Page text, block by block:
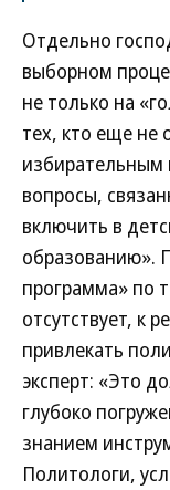
Отдельно
выборном
не только на
тех, кто еще не
вопросы,
включить в
образованию».
программа» по
отсутствует, к
привлекать
эксперт: «Это
глубоко
знанием
Политологи,